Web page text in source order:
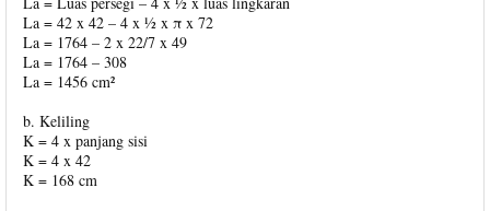
La = 42 x 42 – 4 x ½ x π x 72
La = 1764 – 2 x 22/7 x 49
La = 1764 – 308
La = 1456 cm²
b. Keliling
K = 4 x panjang sisi
K = 4 x 42
K = 168 cm